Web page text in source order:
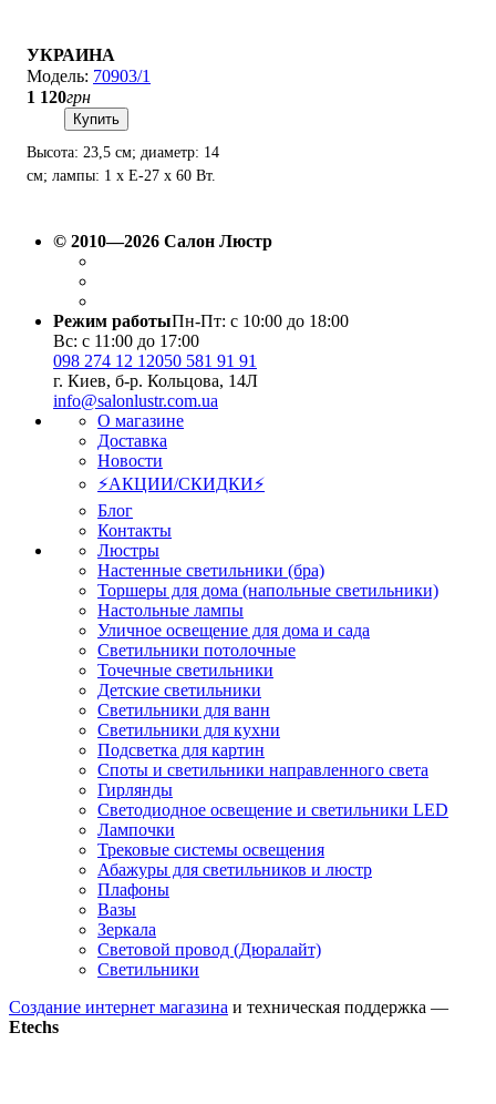
УКРАИНА
70903/1
1 120грн
Купить
Высота: 23,5 см; диаметр: 14
см; лампы: 1 х Е-27 х 60 Вт.
© 2010—2026 Салон Люстр
Режим работыПн-Пт: с 10:00 до 18:00
Вс: с 11:00 до 17:00
098 274 12 12050 581 91 91
г. Киев, б-р. Кольцова, 14Л
info@salonlustr.com.ua
О магазине
Доставка
Новости
⚡АКЦИИ/СКИДКИ⚡
Блог
Контакты
Люстры
Настенные светильники (бра)
Торшеры для дома (напольные светильники)
Настольные лампы
Уличное освещение для дома и сада
Светильники потолочные
Точечные светильники
Детские светильники
Светильники для ванн
Светильники для кухни
Подсветка для картин
Споты и светильники направленного света
Гирлянды
Светодиодное освещение и светильники LED
Лампочки
Трековые системы освещения
Абажуры для светильников и люстр
Плафоны
Вазы
Зеркала
Световой провод (Дюралайт)
Светильники
Создание интернет магазина и техническая поддержка —
Etechs